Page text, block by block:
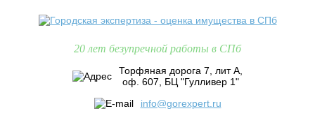
20 лет безупречной работы в СПб
Торфяная дорога 7, лит А,
оф. 607, БЦ "Гулливер 1"
info@gorexpert.ru